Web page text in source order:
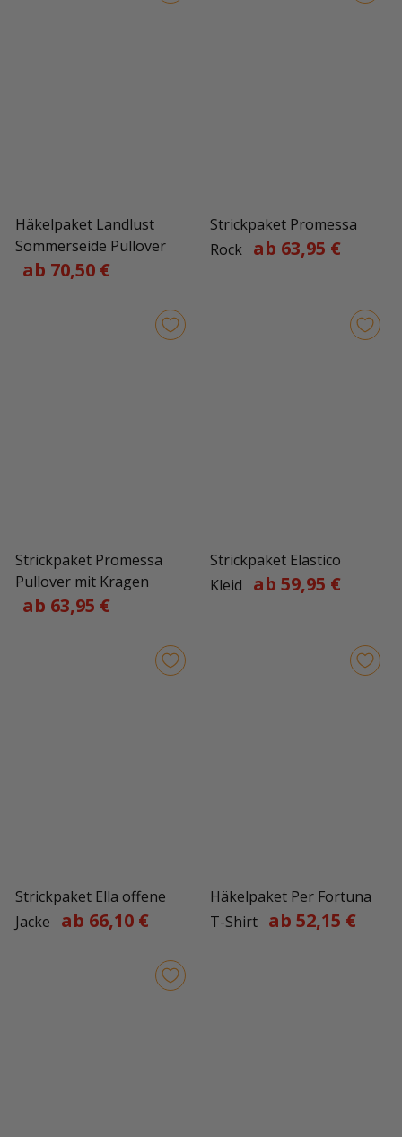
Häkelpaket Landlust
Sommerseide Pullover
ab 70,50 €
Strickpaket Promessa
Rock ab 63,95 €
Strickpaket Promessa
Pullover mit Kragen
ab 63,95 €
Strickpaket Elastico
Kleid
ab 59,95 €
Strickpaket Ella offene
Jacke
ab 66,10 €
Häkelpaket Per Fortuna
T-Shirt ab 52,15 €